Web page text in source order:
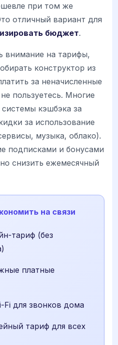
при том же
отличный вариант для
бюджет.
внимание на тарифы,
конструктор из
за неначисленные
пользуетесь. Многие
кэшбэка за
за использование
музыка, облако).
подписками и бонусами
снизить ежемесячный
на связи
тариф (без
платные
Fi для звонков дома
тариф для всех